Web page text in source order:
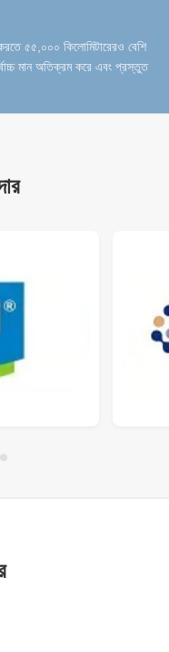
৫৫,০০০ কিলোমিটারেরও বেশি
মান অতিক্রম করে এবং প্রস্তুত